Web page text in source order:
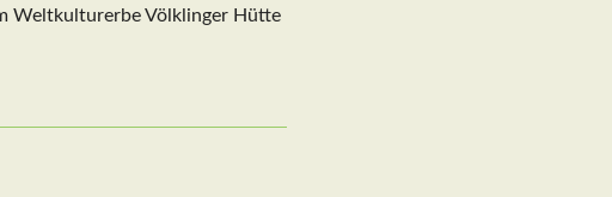
Weltkulturerbe Völklinger Hütte